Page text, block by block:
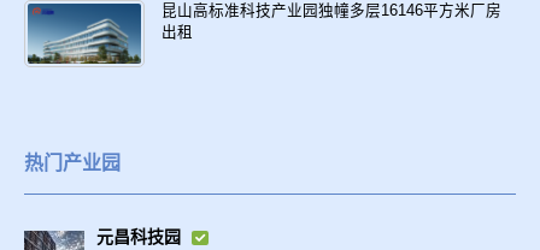
昆山高标准科技产业园独幢多层16146平方米厂房
出租
热门产业园
元昌科技园